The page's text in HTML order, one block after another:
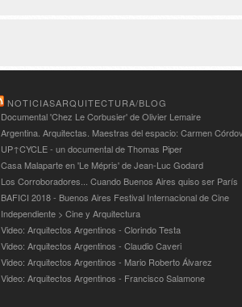
NOTICIASARQUITECTURA/BLOG
Documental 'Chez Le Corbusier' de Olivier Lemaire
Argentina. Arquitectas. Maestras del espacio: Carmen
UP↑CYCLE - un documental de Thomas Piper
Casa Malaparte en 'Le Mépris' de Jean-Luc Godard
Los Corroboradores... Cuando Buenos Aires quiso ser París
BAFICI 2018 - Buenos Aires Festival Internacional de Cine
Independiente > Cine y Arquitectura
Video: Arquitectos Argentinos - Clorindo Testa
Video: Arquitectos Argentinos - Claudio Caveri
Video: Arquitectos Argentinos - Mario Roberto Álvarez
Video: Arquitectos Argentinos - Francisco Salamone